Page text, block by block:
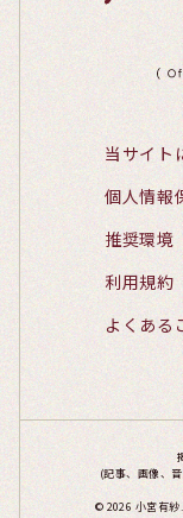
当サイト
個人情報
推奨環境
利用規約
よくある
(記事、画像、
© 2026 小宮有